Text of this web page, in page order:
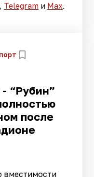
, Telegram и Max.
“Рубин”
после
вместимости